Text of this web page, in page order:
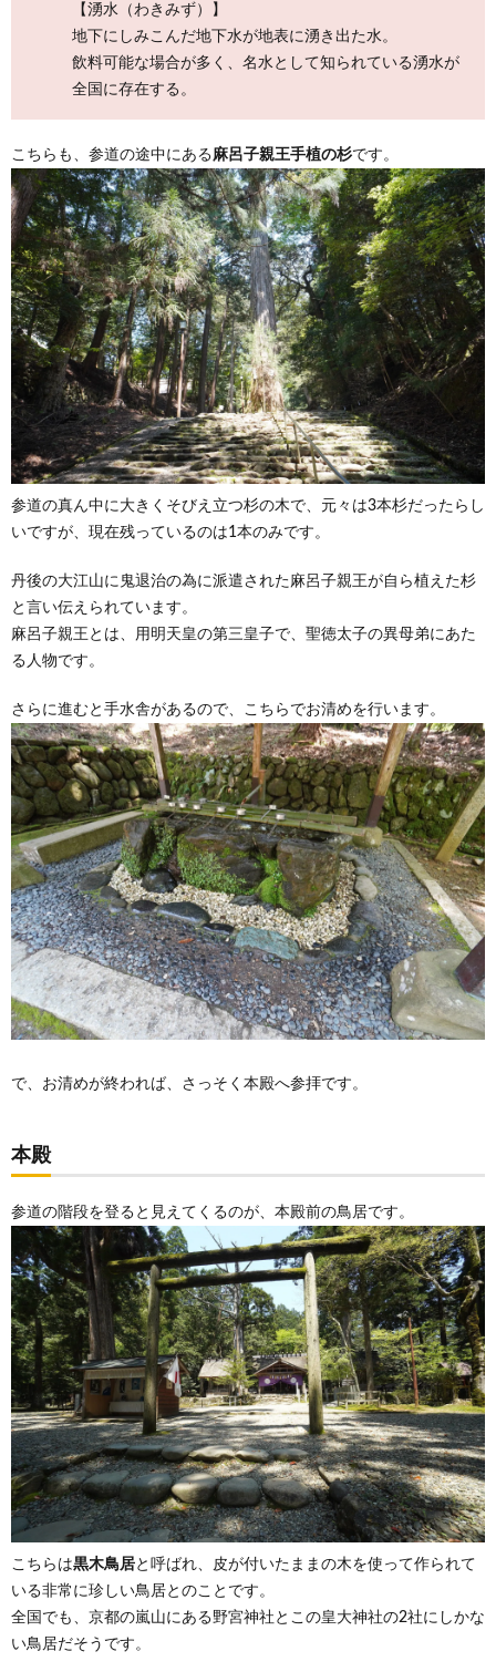
【湧水（わきみず）】
地下にしみこんだ地下水が地表に湧き出た水。
飲料可能な場合が多く、名水として知られている湧水が
全国に存在する。
こちらも、参道の途中にある麻呂子親王手植の杉です。
参道の真ん中に大きくそびえ立つ杉の木で、元々は3本杉だったらし
いですが、現在残っているのは1本のみです。
丹後の大江山に鬼退治の為に派遣された麻呂子親王が自ら植えた杉
と言い伝えられています。
麻呂子親王とは、用明天皇の第三皇子で、聖徳太子の異母弟にあた
る人物です。
さらに進むと手水舎があるので、こちらでお清めを行います。
で、お清めが終われば、さっそく本殿へ参拝です。
本殿
参道の階段を登ると見えてくるのが、本殿前の鳥居です。
こちらは黒木鳥居と呼ばれ、皮が付いたままの木を使って作られて
いる非常に珍しい鳥居とのことです。
全国でも、京都の嵐山にある野宮神社とこの皇大神社の2社にしかな
い鳥居だそうです。